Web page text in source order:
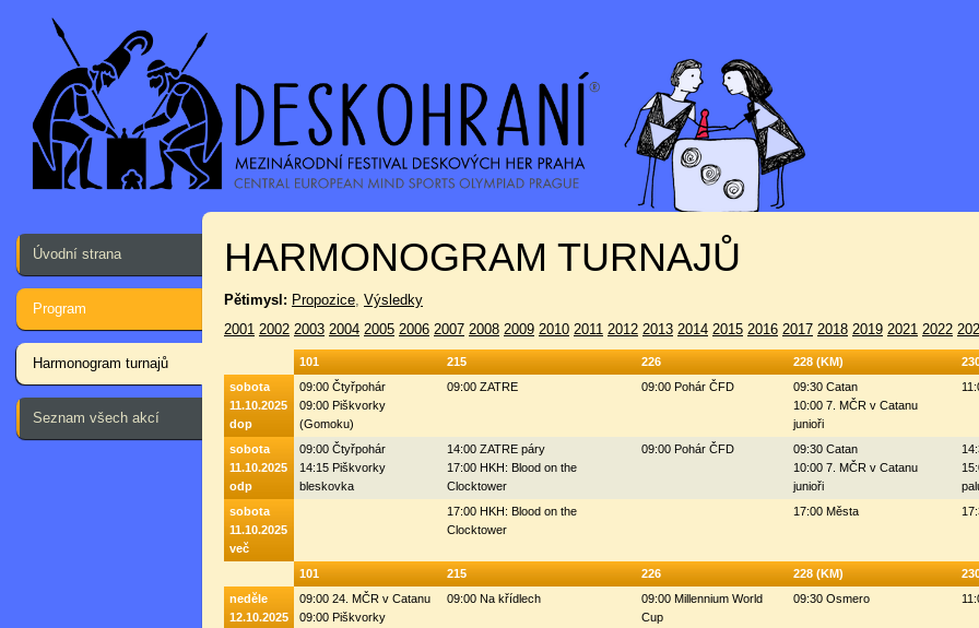
Úvodní strana
Program
Harmonogram turnajů
Seznam všech akcí
HARMONOGRAM TURNAJŮ
Pětimysl: Propozice, Výsledky
2001 2002 2003 2004 2005 2006 2007 2008 2009 2010 2011 2012 2013 2014 2015 2016 2017 2018 2019 2021 2022
101 215 226 228 (KM)
sobota
11.10.2025
dop
09:00 Čtyřpohár
09:00 Piškvorky
(Gomoku)
09:00 ZATRE 09:00 Pohár ČFD
09:30 Catan
10:00 7. MČR v Catanu
junioři
sobota
11.10.2025
odp
09:00 Čtyřpohár
14:15 Piškvorky
bleskovka
14:00 ZATRE páry
17:00 HKH: Blood on the
Clocktower
09:00 Pohár ČFD
09:30 Catan
10:00 7. MČR v Catanu
junioři
sobota
11.10.2025
več
17:00 HKH: Blood on the
Clocktower
17:00 Města
101
215 226 228 (KM)
neděle
12.10.2025
09:00 24. MČR v Catanu
09:00 Piškvorky
09:00 Na křídlech
09:00 Millennium World
Cup
09:30 Osmero